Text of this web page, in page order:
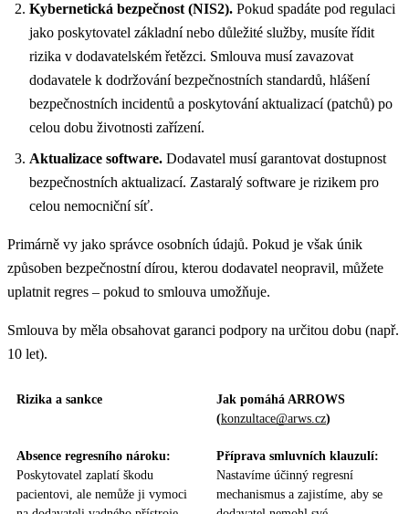
Kybernetická bezpečnost (NIS2). Pokud spadáte pod regulaci
jako poskytovatel základní nebo důležité služby, musíte řídit
rizika v dodavatelském řetězci. Smlouva musí zavazovat
dodavatele k dodržování bezpečnostních standardů, hlášení
bezpečnostních incidentů a poskytování aktualizací (patchů) po
celou dobu životnosti zařízení.
Aktualizace software. Dodavatel musí garantovat dostupnost
bezpečnostních aktualizací. Zastaralý software je rizikem pro
celou nemocniční síť.
Primárně vy jako správce osobních údajů. Pokud je však únik
způsoben bezpečnostní dírou, kterou dodavatel neopravil, můžete
uplatnit regres – pokud to smlouva umožňuje.
Smlouva by měla obsahovat garanci podpory na určitou dobu (např.
10 let).
Rizika a sankce
Jak pomáhá ARROWS
(konzultace@arws.cz)
Absence regresního nároku:
Poskytovatel zaplatí škodu
pacientovi, ale nemůže ji vymoci
Příprava smluvních klauzulí:
Nastavíme účinný regresní
mechanismus a zajistíme, aby se